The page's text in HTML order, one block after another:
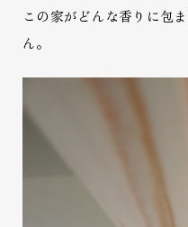
この家がどんな香りに包
ん。